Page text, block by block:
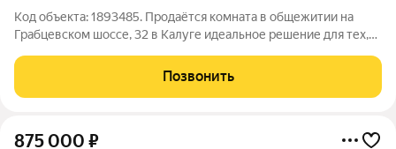
Код объекта: 1893485. Продаётся комната в общежитии на
Грабцевском шоссе, 32 в Калуге идеальное решение для тех,
этаже двухэтажного кирпичного дома 1957 года постройки.
Общая площадь составляет
Позвонить
875 000 ₽